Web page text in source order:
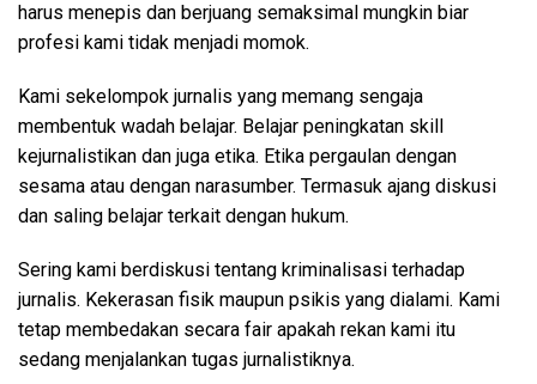
harus menepis dan berjuang semaksimal mungkin biar
profesi kami tidak menjadi momok.
Kami sekelompok jurnalis yang memang sengaja
membentuk wadah belajar. Belajar peningkatan skill
kejurnalistikan dan juga etika. Etika pergaulan dengan
sesama atau dengan narasumber. Termasuk ajang diskusi
dan saling belajar terkait dengan hukum.
Sering kami berdiskusi tentang kriminalisasi terhadap
jurnalis. Kekerasan fisik maupun psikis yang dialami. Kami
tetap membedakan secara fair apakah rekan kami itu
sedang menjalankan tugas jurnalistiknya.